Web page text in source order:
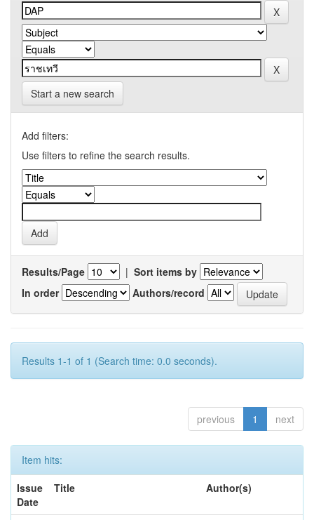
Start a new search
Add filters:
Use filters to refine the search results.
Results/Page | Sort items by
In order
Authors/record
Results 1-1 of 1 (Search time: 0.0 seconds).
previous 1 next
Item hits:
Issue
Date
Title Author(s)